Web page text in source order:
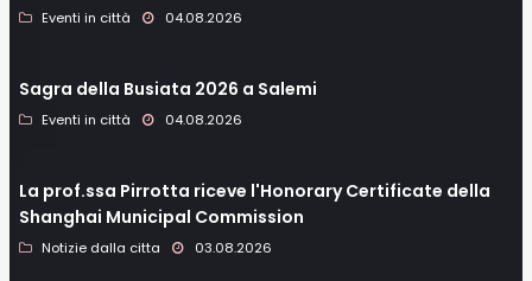
Eventi in città 04.08.2026
Sagra della Busiata 2026 a Salemi
Eventi in città 04.08.2026
La prof.ssa Pirrotta riceve l'Honorary Certificate della
Shanghai Municipal Commission
Notizie dalla citta 03.08.2026